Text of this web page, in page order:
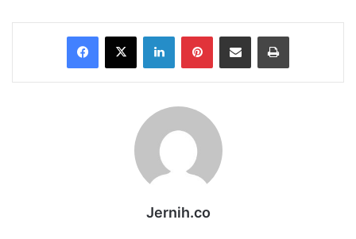
Facebook
X LinkedInPinterestShare via Email Print
Jernih.co